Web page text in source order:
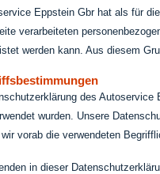
Eppstein Gbr hat als für
verarbeiteten
werden kann. Aus diesem
des
wurden. Unsere
vorab die verwendeten
in dieser